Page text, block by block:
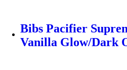
Bibs Pacifier
Vanilla Glow/Dark